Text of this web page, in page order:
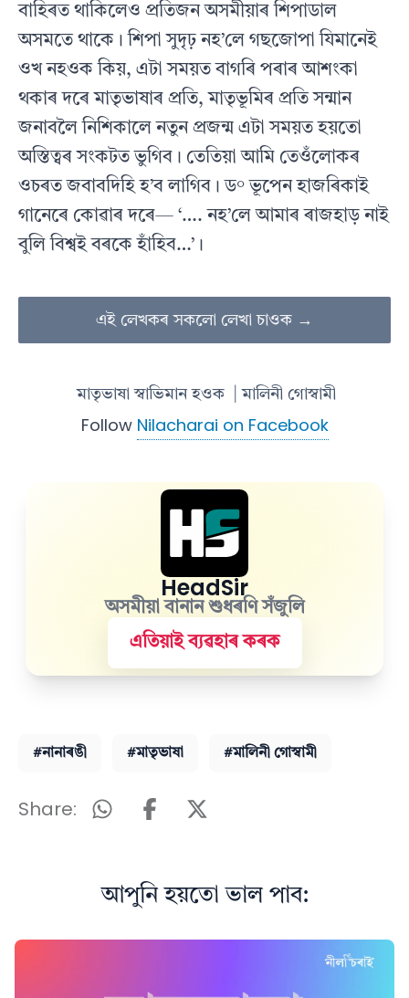
বাহিৰত থাকিলেও প্ৰতিজন অসমীয়াৰ শিপাডাল
অসমতে থাকে। শিপা সুদৃঢ় নহ’লে গছজোপা যিমানেই
ওখ নহওক কিয়, এটা সময়ত বাগৰি পৰাৰ আশংকা
থকাৰ দৰে মাতৃভাষাৰ প্ৰতি, মাতৃভূমিৰ প্ৰতি সন্মান
জনাবলৈ নিশিকালে নতুন প্ৰজন্ম এটা সময়ত হয়তো
অস্তিত্বৰ সংকটত ভুগিব। তেতিয়া আমি তেওঁলোকৰ
ওচৰত জবাবদিহি হ’ব লাগিব। ড° ভূপেন হাজৰিকাই
গানেৰে কোৱাৰ দৰে— ‘…. নহ’লে আমাৰ ৰাজহাড় নাই
বুলি বিশ্বই বৰকে হাঁহিব…’।
এই লেখকৰ সকলো লেখা চাওক →
মাতৃভাষা স্বাভিমান হওক | মালিনী গোস্বামী
Follow Nilacharai on Facebook
HeadSir
অসমীয়া বানান শুধৰণি সঁজুলি
এতিয়াই ব্যৱহাৰ কৰক
#নানাৰঙী #মাতৃভাষা #মালিনী গোস্বামী
Share:
আপুনি হয়তো ভাল পাব: